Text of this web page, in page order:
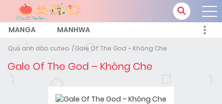
MANGA MANHWA
Quả anh đào cuteo Gale Of The God – Không Che
Gale Of The God – Không Che